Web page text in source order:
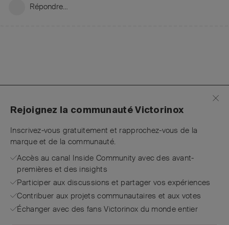
Répondre…
Rejoignez la communauté Victorinox
Inscrivez-vous gratuitement et rapprochez-vous de la
marque et de la communauté.
Accès au canal Inside Community avec des avant-
premières et des insights
Participer aux discussions et partager vos expériences
Contribuer aux projets communautaires et aux votes
Échanger avec des fans Victorinox du monde entier